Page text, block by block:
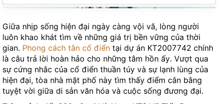
Giữa nhịp sống hiện đại ngày càng vội vã, lòng người
luôn khao khát tìm về những giá trị bền vững của thời
gian. Phong cách tân cổ điển tại dự án KT2007742 chính
là câu trả lời hoàn hảo cho những tâm hồn ấy. Vượt qua
sự cứng nhắc của cổ điển thuần túy và sự lạnh lùng của
hiện đại, tòa nhà mặt phố này tìm thấy điểm cân bằng
tuyệt vời giữa di sản văn hóa và cuộc sống đương đại.